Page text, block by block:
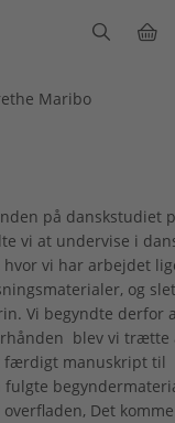
Maribo
på danskstudiet
vi at undervise i
vi har arbejdet
og
Vi begyndte derfor
blev vi trætte
færdigt manuskript til
fulgte
Det